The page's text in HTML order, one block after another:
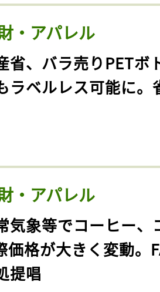
・アパレル
省、バラ売りPETボ
ラベルレス可能に。
・アパレル
気象等でコーヒー、
価格が大きく変動。
提唱